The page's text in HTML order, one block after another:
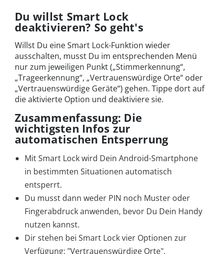
Du willst Smart Lock
deaktivieren? So geht's
Willst Du eine Smart Lock-Funktion wieder
ausschalten, musst Du im entsprechenden Menü
nur zum jeweiligen Punkt („Stimmerkennung“,
„Trageerkennung“, „Vertrauenswürdige Orte“ oder
„Vertrauenswürdige Geräte“) gehen. Tippe dort auf
die aktivierte Option und deaktiviere sie.
Zusammenfassung: Die
wichtigsten Infos zur
automatischen Entsperrung
Mit Smart Lock wird Dein Android-Smartphone
in bestimmten Situationen automatisch
entsperrt.
Du musst dann weder PIN noch Muster oder
Fingerabdruck anwenden, bevor Du Dein Handy
nutzen kannst.
Dir stehen bei Smart Lock vier Optionen zur
Verfügung: "Vertrauenswürdige Orte",